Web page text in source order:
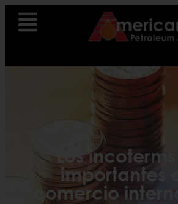
Los
importantes
comercio